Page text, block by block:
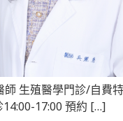
師 生殖醫學門診/自費
17:00 預約 […]